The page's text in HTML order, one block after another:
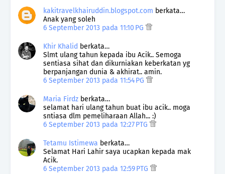
kakitravelkhairuddin.blogspot.com berkata…
Anak yang soleh
6 September 2013 pada 11:10 PG
Khir Khalid berkata…
Slmt ulang tahun kepada ibu Acik.. Semoga
sentiasa sihat dan dikurniakan keberkatan yg
berpanjangan dunia & akhirat.. amin.
6 September 2013 pada 11:54 PG
Maria Firdz berkata…
selamat hari ulang tahun buat ibu acik.. moga
sntiasa dlm pemeliharaan Allah... :)
6 September 2013 pada 12:27 PTG
Tetamu Istimewa berkata…
Selamat Hari Lahir saya ucapkan kepada mak
Acik.
6 September 2013 pada 12:59 PTG